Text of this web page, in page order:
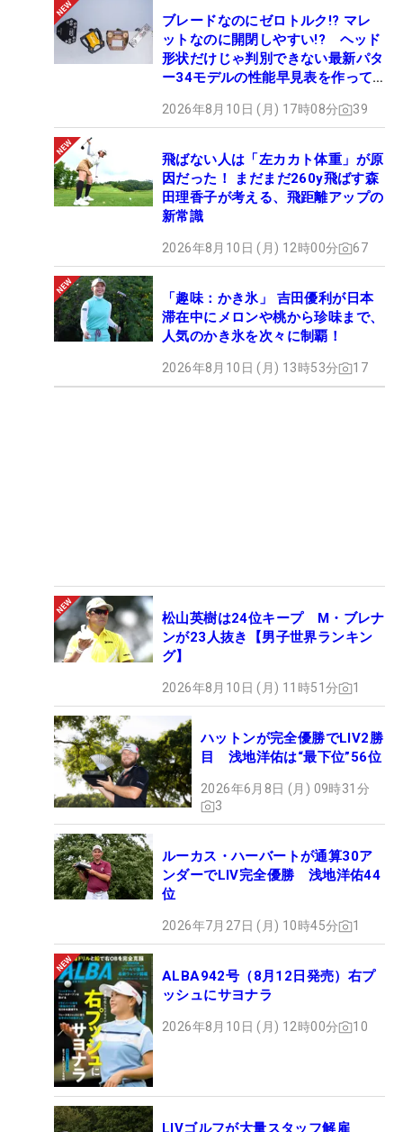
ブレードなのにゼロトルク!? マレ
ットなのに開閉しやすい!? ヘッド
形状だけじゃ判別できない最新パタ
ー34モデルの性能早見表を作って
2026年8月10日 (月) 17時08分 39
飛ばない人は「左カカト体重」が原
因だった！ まだまだ260y飛ばす森
田理香子が考える、飛距離アップの
新常識
2026年8月10日 (月) 12時00分 67
「趣味：かき氷」 吉田優利が日本
滞在中にメロンや桃から珍味まで、
人気のかき氷を次々に制覇！
2026年8月10日 (月) 13時53分 17
松山英樹は24位キープ M・ブレナ
ンが23人抜き【男子世界ランキン
グ】
2026年8月10日 (月) 11時51分 1
ハットンが完全優勝でLIV2勝
目 浅地洋佑は“最下位”56位
2026年6月8日 (月) 09時31分
3
ルーカス・ハーバートが通算30ア
ンダーでLIV完全優勝 浅地洋佑44
位
2026年7月27日 (月) 10時45分 1
ALBA942号（8月12日発売）右プ
ッシュにサヨナラ
2026年8月10日 (月) 12時00分 10
LIVゴルフが大量スタッフ解雇